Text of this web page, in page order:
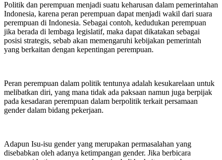
Politik dan perempuan menjadi suatu keharusan dalam pemerintahan
Indonesia, karena peran perempuan dapat menjadi wakil dari suara
perempuan di Indonesia. Sebagai contoh, kedudukan perempuan
jika berada di lembaga legislatif, maka dapat dikatakan sebagai
posisi strategis, sebab akan memengaruhi kebijakan pemerintah
yang berkaitan dengan kepentingan perempuan.
Peran perempuan dalam politik tentunya adalah kesukarelaan untuk
melibatkan diri, yang mana tidak ada paksaan namun juga berpijak
pada kesadaran perempuan dalam berpolitik terkait persamaan
gender dalam bidang pekerjaan.
Adapun Isu-isu gender yang merupakan permasalahan yang
disebabkan oleh adanya ketimpangan gender. Jika berbicara